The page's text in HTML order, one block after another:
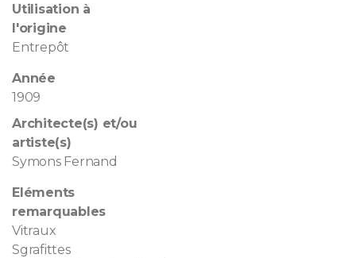
Utilisation à
l'origine
Entrepôt
Année
1909
Architecte(s) et/ou
artiste(s)
Symons Fernand
Eléments
remarquables
Vitraux
Sgrafittes